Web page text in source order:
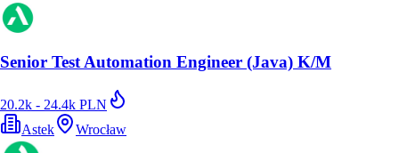
Senior Test Automation Engineer (Java) K/M
20.2k - 24.4k PLN
Astek
Wrocław